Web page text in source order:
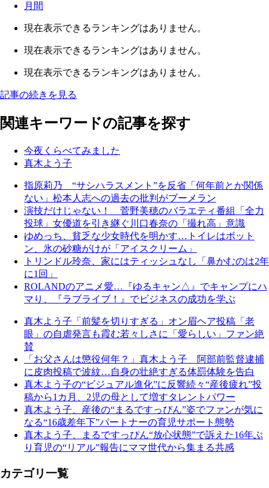
月間
現在表示できるランキングはありません。
現在表示できるランキングはありません。
現在表示できるランキングはありません。
記事の続きを見る
関連キーワードの記事を探す
今夜くらべてみました
真木よう子
指原莉乃 “サシハラスメント”を反省「何年前とか関係
ない」松本人志への過去の批判がブーメラン
演技だけじゃない！ 菅野美穂のバラエティ番組「全力
投球」女優道を引き継ぐ川口春奈の「撮れ高」意識
ゆめっち、貧乏な少女時代を明かす…トイレはボット
ン、氷の砂糖がけが「アイスクリーム」
トリンドル玲奈、家にはティッシュなし「鼻かむのは2年
に1回」
ROLANDのアニメ愛…『ゆるキャン△』でキャンプにハ
マり、『ラブライブ！』でビジネスの成功を学ぶ
真木よう子「前髪を切りすぎる」オン眉ヘア投稿「老
眼」の自虐発言も霞む若々しさに「愛らしい」ファン絶
賛
「お父さんは懲役何年？」真木よう子 阿部前監督逮捕
に皮肉投稿で波紋…自身の壮絶すぎる体罰体験を告白
真木よう子の“ビジュアル進化”に反響続々“産後疲れ”投
稿から1カ月、2児の母として増すタレントパワー
真木よう子、産後の“まるですっぴん”姿でファンが気に
なる“16歳差年下”パートナーの育児サポート態勢
真木よう子、まるですっぴん“放心状態”で訴えた16年ぶ
り育児の“リアル”報告にママ世代から集まる共感
カテゴリ一覧